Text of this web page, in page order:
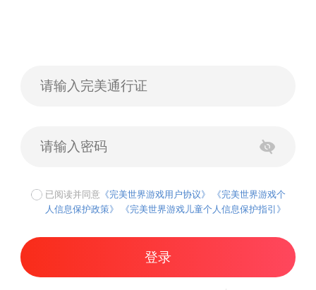
已阅读并同意 《完美世界游戏用户协议》
《完美世界游戏个
人信息保护政策》
《完美世界游戏儿童个人信息保护指引》
登录